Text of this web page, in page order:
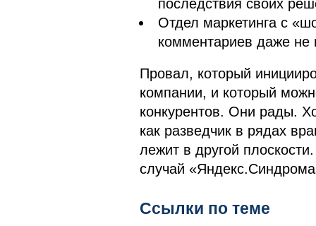
последствия своих
Отдел маркетинга с
комментариев даже не
Провал, который
компании, и который
конкурентов. Они рады.
как разведчик в рядах
лежит в другой
случай
Ссылки по теме